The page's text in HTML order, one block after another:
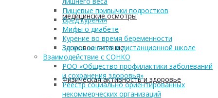
медицинские осмотры
Здоровое питание
Физическая активность и здоровье
Пищевые привычки подростков
Вред курения
Мифы о диабете
Курение во время беременности
Запись занятия в дистанционной школе
Взаимодействие с СОНКО
РОО «Общество профилактики заболеваний
и сохранения здоровья»
Реестр социально ориентированных
некоммерческих организаций